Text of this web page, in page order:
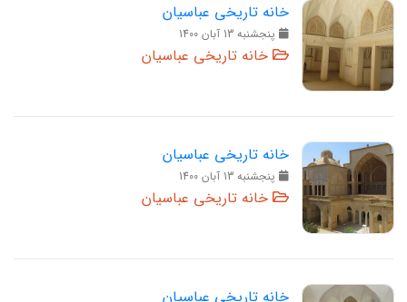
خانه تاریخی عباسیان
پنجشنبه 13 آبان 1400
خانه تاریخی عباسیان
خانه تاریخی عباسیان
پنجشنبه 13 آبان 1400
خانه تاریخی عباسیان
خانه تاریخی عباسیان